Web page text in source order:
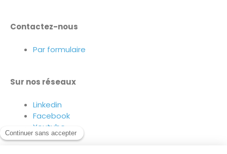
Contactez-nous
Par formulaire
Sur nos réseaux
Linkedin
Facebook
Youtube